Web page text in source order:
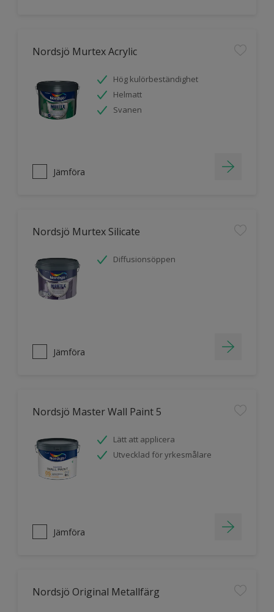
Nordsjö Murtex Acrylic
Hög kulörbeständighet
Helmatt
Svanen
Jämföra
Nordsjö Murtex Silicate
Diffusionsöppen
Jämföra
Nordsjö Master Wall Paint 5
Lätt att applicera
Utvecklad för yrkesmålare
Jämföra
Nordsjö Original Metallfärg